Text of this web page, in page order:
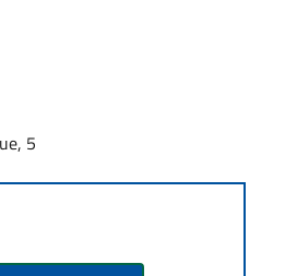
5